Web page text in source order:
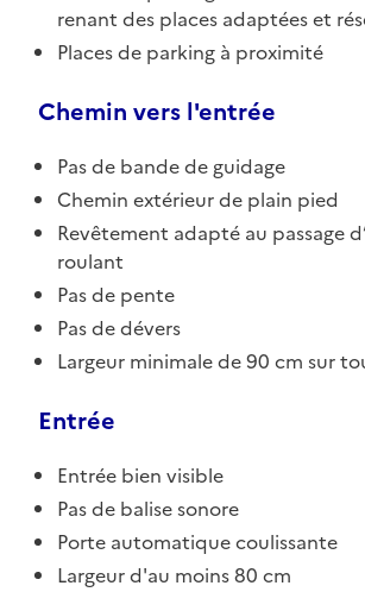
renant des places adaptées et
Places de parking à proximité
Chemin vers l'entrée
Pas de bande de guidage
Chemin extérieur de plain pied
Revêtement adapté au passage
roulant
Pas de pente
Pas de dévers
Largeur minimale de 90 cm sur
Entrée
Entrée bien visible
Pas de balise sonore
Porte automatique coulissante
Largeur d'au moins 80 cm